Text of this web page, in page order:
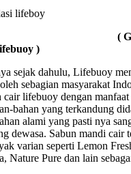
)
sejak dahulu, Lifebuoy
sebagian masyarakat
cair lifebuoy dengan
bahan yang terkandung
alami yang pasti nya
dewasa. Sabun mandi cair
varian seperti Lemon
Nature Pure dan lain